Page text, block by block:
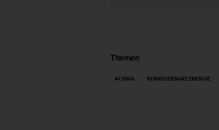
Themen
CHINA ERNEUERBARE ENERGIE